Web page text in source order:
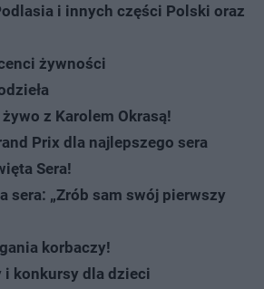
i innych części Polski oraz
żywności
z Karolem Okrasą!
Prix dla najlepszego sera
Sera!
sera: „Zrób sam swój pierwszy
korbaczy!
i konkursy dla dzieci